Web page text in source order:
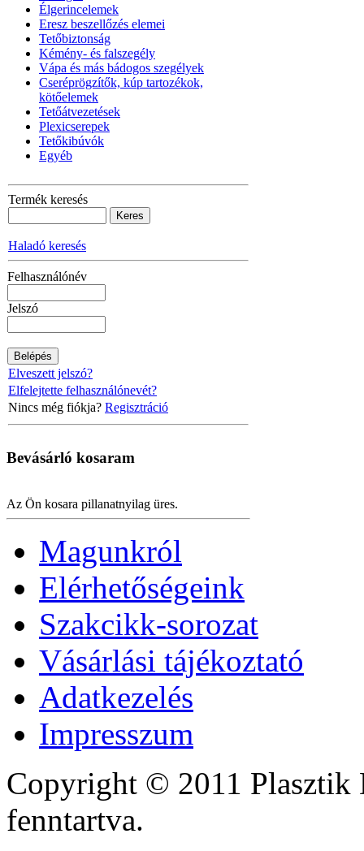
Élgerincelemek
Eresz beszellőzés elemei
Tetőbiztonság
Kémény- és falszegély
Vápa és más bádogos szegélyek
Cseréprögzítők, kúp tartozékok,
kötőelemek
Tetőátvezetések
Plexicserepek
Tetőkibúvók
Egyéb
Termék keresés
Haladó keresés
Felhasználónév
Jelszó
Elveszett jelszó?
Elfelejtette felhasználónevét?
Nincs még fiókja? Regisztráció
Bevásárló kosaram
Az Ön kosara pillanatnyilag üres.
Magunkról
Elérhetőségeink
Szakcikk-sorozat
Vásárlási tájékoztató
Adatkezelés
Impresszum
Copyright © 2011
fenntartva.